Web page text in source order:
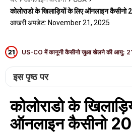
कोलोराडो के खिलाड़ियों के लिए ऑनलाइन कैसीनो
आखरी अपडेट: November 21, 2025
US-CO में कानूनी कैसीनो जुआ खेलने की आयु:
इस पृष्ठ पर
कोलोराडो के
ऑनलाइन कैसीनो